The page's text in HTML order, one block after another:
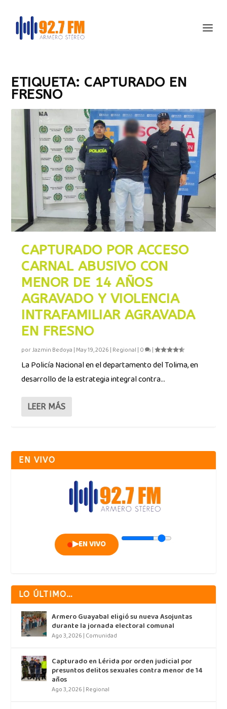
ETIQUETA: CAPTURADO EN
FRESNO
CAPTURADO POR ACCESO
CARNAL ABUSIVO CON
MENOR DE 14 AÑOS
AGRAVADO Y VIOLENCIA
INTRAFAMILIAR AGRAVADA
EN FRESNO
porJazmin Bedoya | May 19, 2026 | Regional | 0 |
La Policía Nacional en el departamento del Tolima, en
desarrollo de la estrategia integral contra...
LEER MÁS
EN VIVO
▶EN VIVO
LO ÚLTIMO…
Armero Guayabal eligió su nueva Asojuntas
durante la jornada electoral comunal
Ago 3, 2026 | Comunidad
Capturado en Lérida por orden judicial por
presuntos delitos sexuales contra menor de 14
años
Ago 3, 2026 | Regional